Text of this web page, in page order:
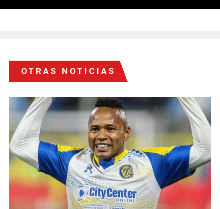
OTRAS NOTICIAS